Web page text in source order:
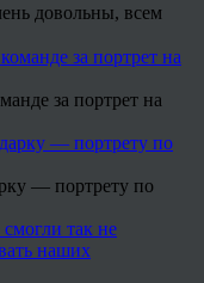
довольны, всем
за портрет на
— портрету по